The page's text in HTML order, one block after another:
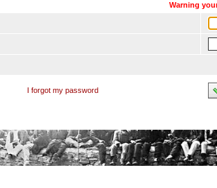
Warning
I forgot my password